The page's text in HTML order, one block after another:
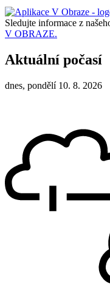
Sledujte informace z
V OBRAZE.
Aktuální počasí
dnes, pondělí 10. 8. 2026